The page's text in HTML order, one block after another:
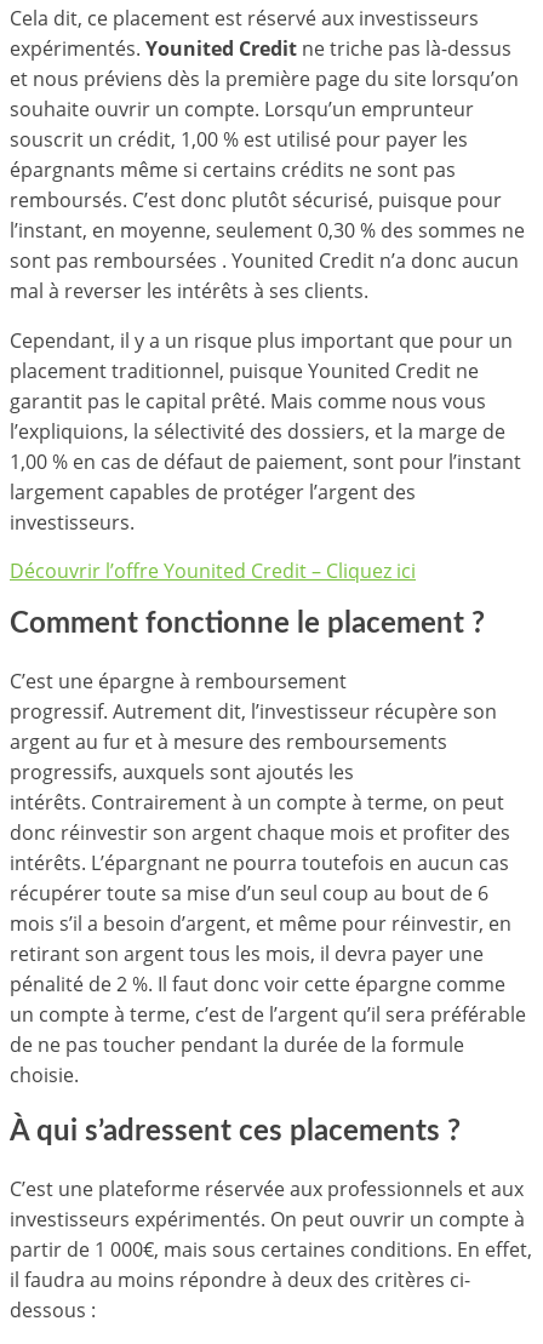
Cela dit, ce placement est réservé aux investisseurs
expérimentés. Younited Credit ne triche pas là-dessus
et nous préviens dès la première page du site lorsqu’on
souhaite ouvrir un compte. Lorsqu’un emprunteur
souscrit un crédit, 1,00 % est utilisé pour payer les
épargnants même si certains crédits ne sont pas
remboursés. C’est donc plutôt sécurisé, puisque pour
l’instant, en moyenne, seulement 0,30 % des sommes ne
sont pas remboursées . Younited Credit n’a donc aucun
mal à reverser les intérêts à ses clients.
Cependant, il y a un risque plus important que pour un
placement traditionnel, puisque Younited Credit ne
garantit pas le capital prêté. Mais comme nous vous
l’expliquions, la sélectivité des dossiers, et la marge de
1,00 % en cas de défaut de paiement, sont pour l’instant
largement capables de protéger l’argent des
investisseurs.
Découvrir l’offre Younited Credit – Cliquez ici
Comment fonctionne le placement ?
C’est une épargne à remboursement
progressif. Autrement dit, l’investisseur récupère son
argent au fur et à mesure des remboursements
progressifs, auxquels sont ajoutés les
intérêts. Contrairement à un compte à terme, on peut
donc réinvestir son argent chaque mois et profiter des
intérêts. L’épargnant ne pourra toutefois en aucun cas
récupérer toute sa mise d’un seul coup au bout de 6
mois s’il a besoin d’argent, et même pour réinvestir, en
retirant son argent tous les mois, il devra payer une
pénalité de 2 %. Il faut donc voir cette épargne comme
un compte à terme, c’est de l’argent qu’il sera préférable
de ne pas toucher pendant la durée de la formule
choisie.
À qui s’adressent ces placements ?
C’est une plateforme réservée aux professionnels et aux
investisseurs expérimentés. On peut ouvrir un compte à
partir de 1 000€, mais sous certaines conditions. En effet,
il faudra au moins répondre à deux des critères ci-
dessous :